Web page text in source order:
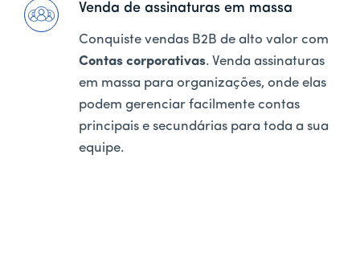
Venda de assinaturas em massa
Conquiste vendas B2B de alto valor com
Contas corporativas. Venda assinaturas
em massa para organizações, onde elas
podem gerenciar facilmente contas
principais e secundárias para toda a sua
equipe.